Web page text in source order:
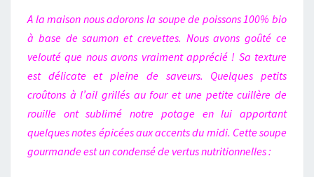
A la maison nous adorons la soupe de poissons 100% bio
à base de saumon et crevettes. Nous avons goûté ce
velouté que nous avons vraiment apprécié ! Sa texture
est délicate et pleine de saveurs. Quelques petits
croûtons à l’ail grillés au four et une petite cuillère de
rouille ont sublimé notre potage en lui apportant
quelques notes épicées aux accents du midi. Cette soupe
gourmande est un condensé de vertus nutritionnelles :